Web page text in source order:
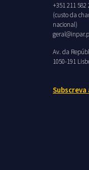
+351 211 582
(custo da
nacional)
Av. da
1050-191